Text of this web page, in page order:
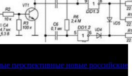
перспективные новые российские